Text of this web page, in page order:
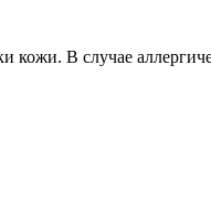
кожи. В случае